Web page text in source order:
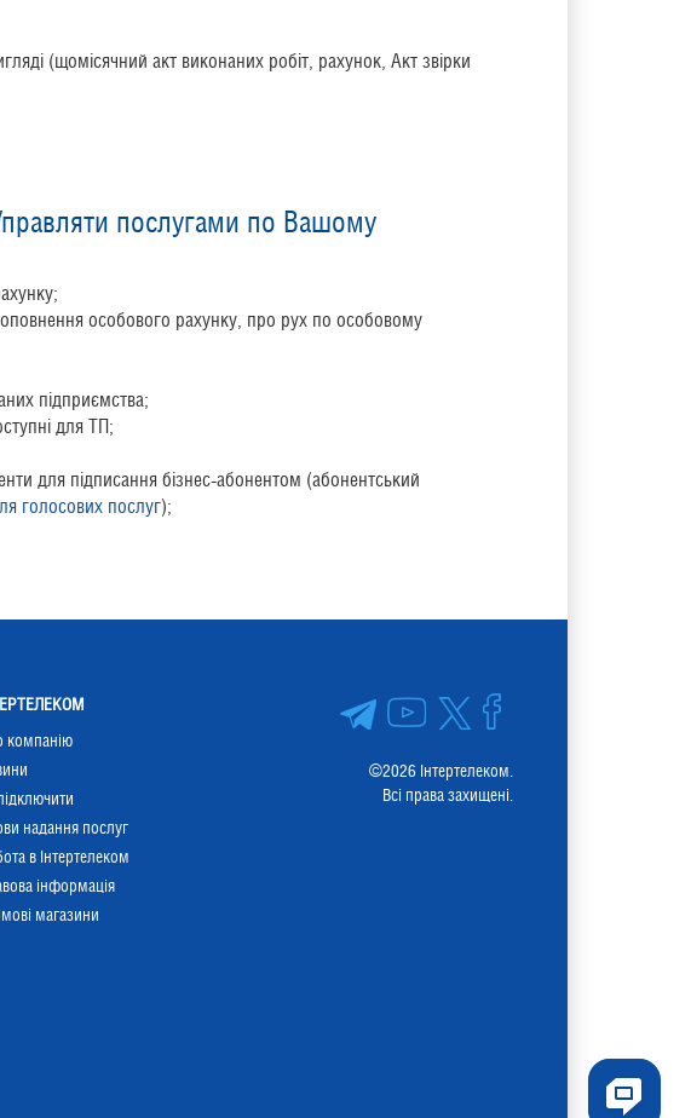
(щомісячний акт виконаних робіт, рахунок, Акт звірки
послугами по Вашому
особового рахунку, про рух по особовому
підприємства;
для ТП;
для підписання бізнес-абонентом (абонентський
голосових послуг);
©2026 Інтертелеком.
Всі права захищені.
компанію
надання послуг
в Інтертелеком
інформація
магазини